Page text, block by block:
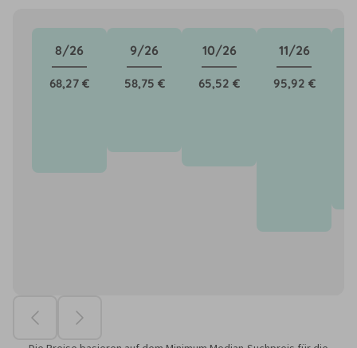
8/26
68,27 €
9/26
58,75 €
10/26
65,52 €
11/26
95,92 €